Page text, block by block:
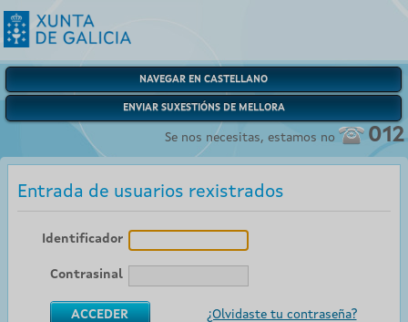
NAVEGAR EN CASTELLANO
ENVIAR SUXESTIÓNS DE MELLORA
Se nos necesitas, estamos no 012
Entrada de usuarios rexistrados
Identificador
Contrasinal
¿Olvidaste tu contraseña?